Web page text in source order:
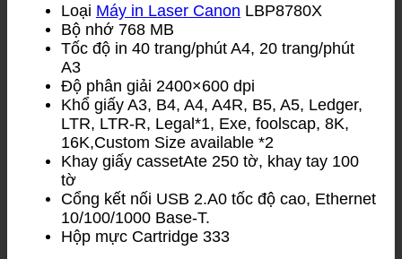
Loại Máy in Laser Canon LBP8780X
Bộ nhớ 768 MB
Tốc độ in 40 trang/phút A4, 20 trang/phút
A3
Độ phân giải 2400×600 dpi
Khổ giấy A3, B4, A4, A4R, B5, A5, Ledger,
LTR, LTR-R, Legal*1, Exe, foolscap, 8K,
16K,Custom Size available *2
Khay giấy cassetAte 250 tờ, khay tay 100
tờ
Cổng kết nối USB 2.A0 tốc độ cao, Ethernet
10/100/1000 Base-T.
Hộp mực Cartridge 333